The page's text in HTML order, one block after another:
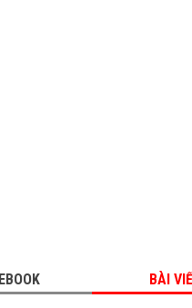
BÀI